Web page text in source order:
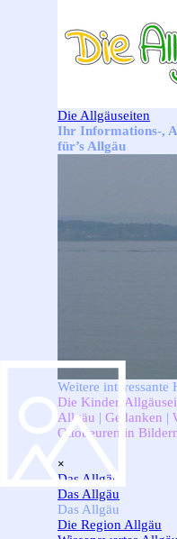
Die Allgäuseiten
Ihr Informations-,
für’s Allgäu
Weitere interessante
Die Kinder-
Allgäu | Gedanken |
Ottobeuren in
×
Das Allgäu
Das Allgäu
Das Allgäu
Die Region Allgäu